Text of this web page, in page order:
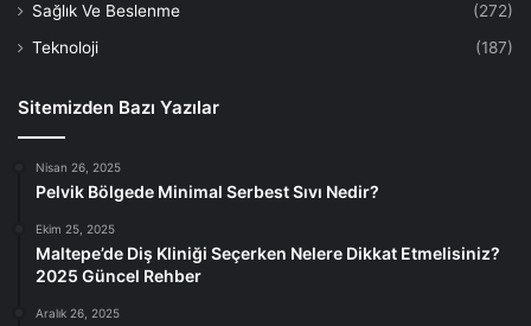
Sağlık Ve Beslenme
(272)
Teknoloji
(187)
Sitemizden Bazı Yazılar
Nisan 26, 2025
Pelvik Bölgede Minimal Serbest Sıvı Nedir?
Ekim 25, 2025
Maltepe’de Diş Kliniği Seçerken Nelere Dikkat Etmelisiniz?
2025 Güncel Rehber
Aralık 26, 2025